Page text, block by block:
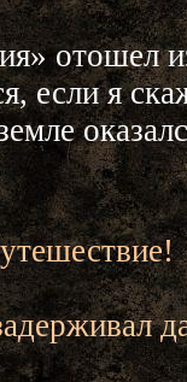
отошел
если я